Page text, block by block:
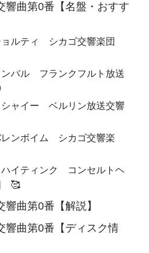
響曲第0番【名盤・おすす
ョルティ シカゴ交響楽団
ンバル フランクフルト放送
シャイー ベルリン放送交響
レンボイム シカゴ交響楽
ハイティンク コンセルトヘ
🥰
曲第0番【解説】
響曲第0番【ディスク情